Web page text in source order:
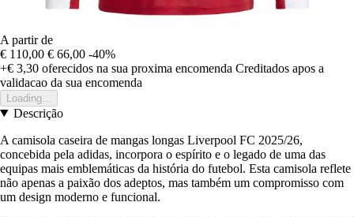
A partir de
€ 110,00 € 66,00 -40%
+€ 3,30 oferecidos na sua proxima encomenda Creditados apos a
validacao da sua encomenda
Loading...
Descrição
A camisola caseira de mangas longas Liverpool FC 2025/26,
concebida pela adidas, incorpora o espírito e o legado de uma das
equipas mais emblemáticas da história do futebol. Esta camisola reflete
não apenas a paixão dos adeptos, mas também um compromisso com
um design moderno e funcional.